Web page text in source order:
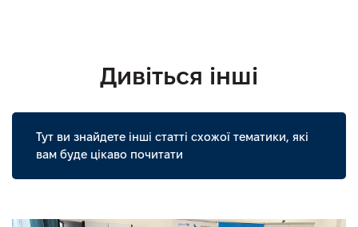
Дивіться інші
Тут ви знайдете інші статті схожої тематики, які
вам буде цікаво почитати